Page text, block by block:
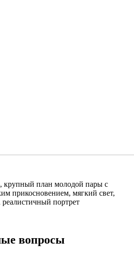
крупный план молодой пары с
прикосновением, мягкий свет,
портрет
вопросы